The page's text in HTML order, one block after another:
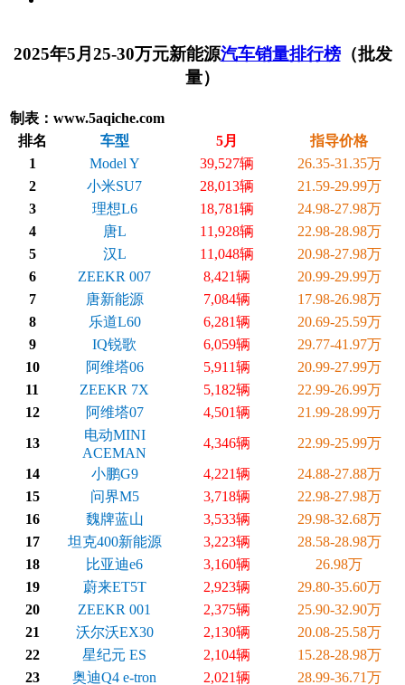
2025年5月25-30万元新能源汽车销量排行榜（批发
量）
制表：www.5aqiche.com
排名
车型 5月
指导价格
1
Model Y 39,527辆
26.35-31.35万
2
小米SU7 28,013辆
21.59-29.99万
3
理想L6 18,781辆
24.98-27.98万
4
唐L 11,928辆
22.98-28.98万
5
汉L 11,048辆
20.98-27.98万
6
ZEEKR 007 8,421辆
20.99-29.99万
7
唐新能源 7,084辆
17.98-26.98万
8
乐道L60 6,281辆
20.69-25.59万
9
IQ锐歌 6,059辆
29.77-41.97万
10
阿维塔06 5,911辆
20.99-27.99万
11
ZEEKR 7X 5,182辆
22.99-26.99万
12
阿维塔07 4,501辆
21.99-28.99万
13
电动MINI
ACEMAN
4,346辆
22.99-25.99万
14
小鹏G9 4,221辆
24.88-27.88万
15
问界M5 3,718辆
22.98-27.98万
16
魏牌蓝山 3,533辆
29.98-32.68万
17
坦克400新能源 3,223辆
28.58-28.98万
18
比亚迪e6 3,160辆
26.98万
19
蔚来ET5T 2,923辆
29.80-35.60万
20
ZEEKR 001 2,375辆
25.90-32.90万
21
沃尔沃EX30 2,130辆
20.08-25.58万
22
星纪元 ES 2,104辆
15.28-28.98万
23
奥迪Q4 e-tron 2,021辆 28.99-36.71万